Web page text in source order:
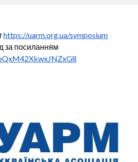
https://uarm.org.ua/symposium
за посиланням